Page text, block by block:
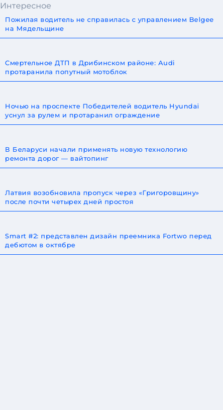
Интересное
Пожилая водитель не справилась с управлением Belgee
на Мядельщине
Смертельное ДТП в Дрибинском районе: Audi
протаранила попутный мотоблок
Ночью на проспекте Победителей водитель Hyundai
уснул за рулем и протаранил ограждение
В Беларуси начали применять новую технологию
ремонта дорог — вайтопинг
Латвия возобновила пропуск через «Григоровщину»
после почти четырех дней простоя
Smart #2: представлен дизайн преемника Fortwo перед
дебютом в октябре